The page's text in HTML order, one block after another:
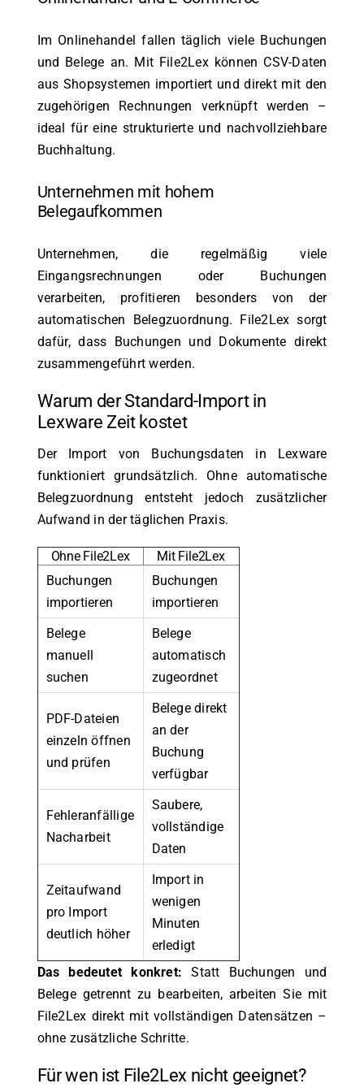
Im Onlinehandel fallen täglich viele Buchungen
und Belege an. Mit File2Lex können CSV-Daten
aus Shopsystemen importiert und direkt mit den
zugehörigen Rechnungen verknüpft werden –
ideal für eine strukturierte und nachvollziehbare
Buchhaltung.
Unternehmen mit hohem
Belegaufkommen
Unternehmen, die regelmäßig viele
Eingangsrechnungen oder Buchungen
verarbeiten, profitieren besonders von der
automatischen Belegzuordnung. File2Lex sorgt
dafür, dass Buchungen und Dokumente direkt
zusammengeführt werden.
Warum der Standard-Import in
Lexware Zeit kostet
Der Import von Buchungsdaten in Lexware
funktioniert grundsätzlich. Ohne automatische
Belegzuordnung entsteht jedoch zusätzlicher
Aufwand in der täglichen Praxis.
Ohne File2Lex
Mit File2Lex
Buchungen
importieren
Buchungen
importieren
Belege
manuell
suchen
Belege
automatisch
zugeordnet
PDF-Dateien
einzeln öffnen
und prüfen
Belege direkt
an der
Buchung
verfügbar
Fehleranfällige
Nacharbeit
Saubere,
vollständige
Daten
Zeitaufwand
pro Import
deutlich höher
Import in
wenigen
Minuten
erledigt
Das bedeutet konkret: Statt Buchungen und
Belege getrennt zu bearbeiten, arbeiten Sie mit
File2Lex direkt mit vollständigen Datensätzen –
ohne zusätzliche Schritte.
Für wen ist File2Lex nicht geeignet?